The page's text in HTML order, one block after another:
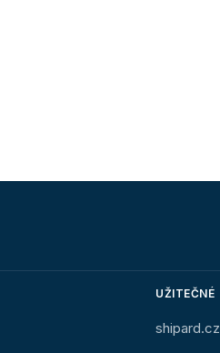
UŽITEČNÉ
shipard.cz